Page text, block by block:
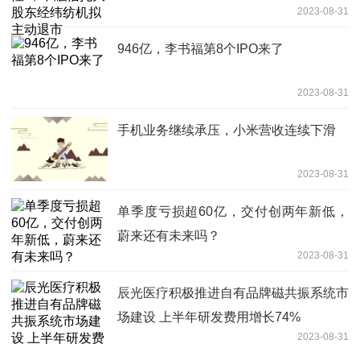
2023-08-31
946亿，李书福第8个IPO来了
2023-08-31
手机业务继续承压，小米营收连续下滑
2023-08-31
单季度亏损超60亿，交付创两年新低，
蔚来还有未来吗？
2023-08-31
辰光医疗积极推进自有品牌磁共振系统市
场建设 上半年研发费用增长74%
2023-08-31